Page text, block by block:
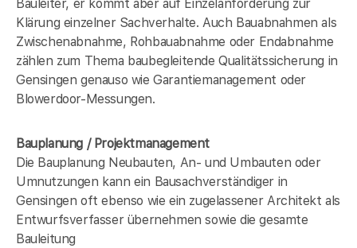
Bauleiter, er kommt aber auf Einzelanforderung zur
Klärung einzelner Sachverhalte. Auch Bauabnahmen als
Zwischenabnahme, Rohbauabnahme oder Endabnahme
zählen zum Thema baubegleitende Qualitätssicherung in
Gensingen genauso wie Garantiemanagement oder
Blowerdoor-Messungen.
Bauplanung / Projektmanagement
Die Bauplanung Neubauten, An- und Umbauten oder
Umnutzungen kann ein Bausachverständiger in
Gensingen oft ebenso wie ein zugelassener Architekt als
Entwurfsverfasser übernehmen sowie die gesamte
Bauleitung